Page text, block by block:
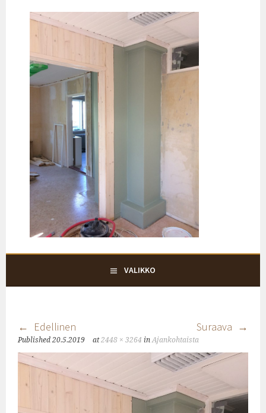
sisältöön
KYLÄTALO KEHRÄ
VALIKKO
Edellinen Suraava
Published20.5.2019 at2448 × 3264 inAjankohtaista